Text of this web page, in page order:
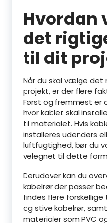
Hvordan
det
til dit
Når du skal vælge det
projekt, er der flere
Først og fremmest
hvor kablet skal
til materialet. Hvis
installeres udendørs
luftfugtighed, bør du
velegnet til dette
Derudover kan du
kabelrør der passer
findes flere forskellige
og stive kabelrør,
materialer som PVC